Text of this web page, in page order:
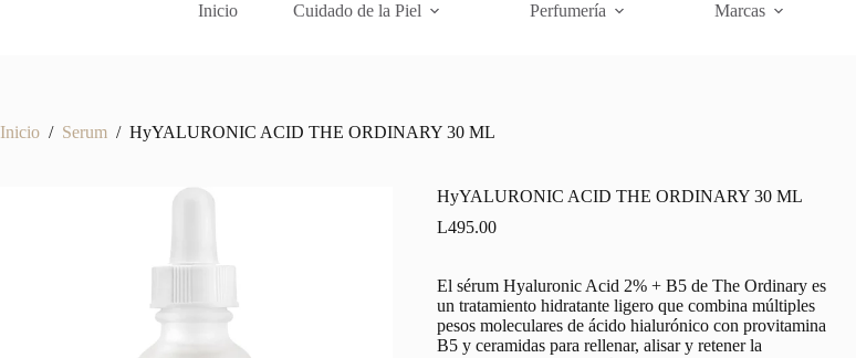
Inicio Cuidado de la Piel Perfumería Marcas
Inicio / Serum / HyYALURONIC ACID THE ORDINARY 30 ML
HyYALURONIC ACID THE ORDINARY 30 ML
L495.00
El sérum Hyaluronic Acid 2% + B5 de The Ordinary es
un tratamiento hidratante ligero que combina múltiples
pesos moleculares de ácido hialurónico con provitamina
B5 y ceramidas para rellenar, alisar y retener la